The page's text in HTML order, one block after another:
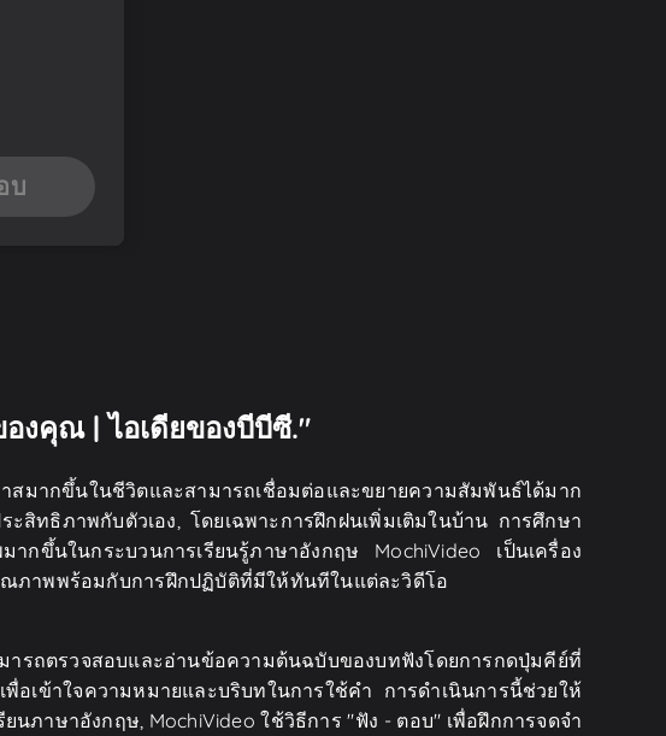
บ
งคุณ | ไอเดียของบีบีซี."
มากขึ้นในชีวิตและสามารถเชื่อมต่อและขยายความสัมพันธ์ได้มาก
สิทธิภาพกับตัวเอง, โดยเฉพาะการฝึกฝนเพิ่มเติมในบ้าน การศึกษา
กขึ้นในกระบวนการเรียนรู้ภาษาอังกฤษ MochiVideo เป็นเครื่อง
ภาพพร้อมกับการฝึกปฏิบัติที่มีให้ทันทีในแต่ละวิดีโอ
รถตรวจสอบและอ่านข้อความต้นฉบับของบทฟังโดยการกดปุ่มคีย์ที่
เข้าใจความหมายและบริบทในการใช้คำ การดำเนินการนี้ช่วยให้
าษาอังกฤษ, MochiVideo ใช้วิธีการ "ฟัง - ตอบ" เพื่อฝึกการจดจำ